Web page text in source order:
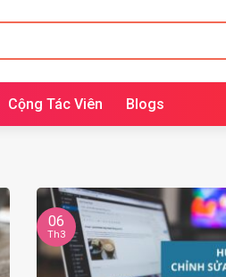
Cộng Tác Viên Blogs
06
Th3